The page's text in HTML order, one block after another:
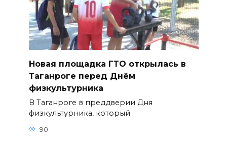
Новая площадка ГТО открылась в
Таганроге перед Днём
физкультурника
В Таганроге в преддверии Дня
физкультурника, который
90